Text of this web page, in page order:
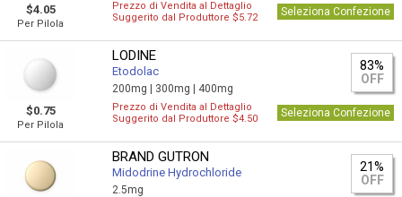
$4.05
Per Pilola
Prezzo di Vendita al Dettaglio
Suggerito dal Produttore $5.72
Seleziona Confezione
$0.75
Per Pilola
LODINE
Etodolac
200mg | 300mg | 400mg
83%
OFF
Prezzo di Vendita al Dettaglio
Suggerito dal Produttore $4.50
Seleziona Confezione
BRAND GUTRON
Midodrine Hydrochloride
2.5mg
21%
OFF